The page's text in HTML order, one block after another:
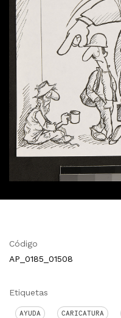
Código
AP_0185_01508
Etiquetas
AYUDA CARICATURA